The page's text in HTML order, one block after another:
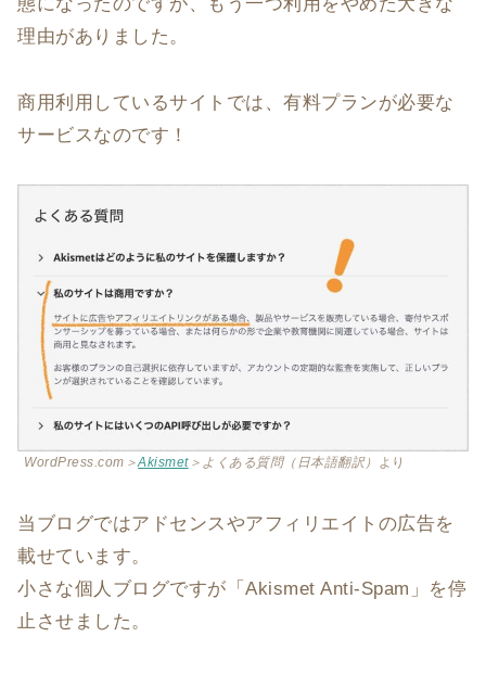
理由がありました。
商用利用しているサイトでは、有料プランが必要な
サービスなのです！
WordPress.com＞Akismet＞よくある質問（日本語翻訳） より
当ブログではアドセンスやアフィリエイトの広告を
載せています。
小さな個人ブログですが「Akismet Anti-Spam」を停
止させました。